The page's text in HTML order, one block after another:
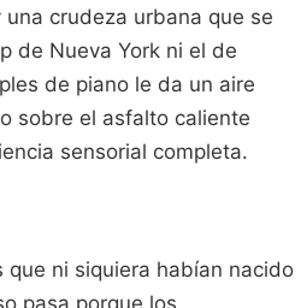
crudeza urbana que se
de Nueva York ni el de
de piano le da un aire
sobre el asfalto caliente
sensorial completa.
ni siquiera habían nacido
pasa porque los